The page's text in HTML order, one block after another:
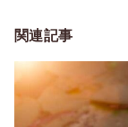
関連記事